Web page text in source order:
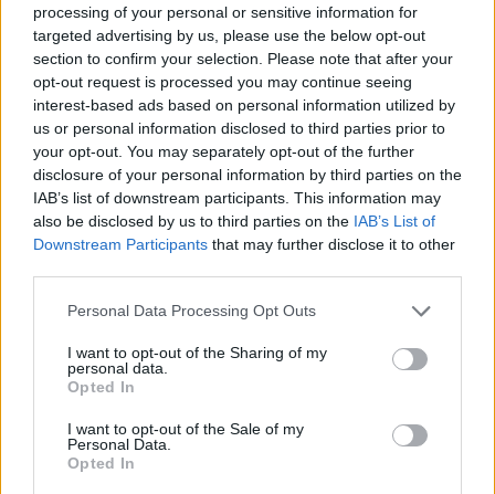
processing of your personal or sensitive information for
targeted advertising by us, please use the below opt-out
section to confirm your selection. Please note that after your
opt-out request is processed you may continue seeing
interest-based ads based on personal information utilized by
us or personal information disclosed to third parties prior to
your opt-out. You may separately opt-out of the further
disclosure of your personal information by third parties on the
IAB’s list of downstream participants. This information may
also be disclosed by us to third parties on the IAB’s List of
Downstream Participants that may further disclose it to other
Please note that this website/app uses one or more Google
not limited to your visit or usage behaviour. You may click to
grant or deny consent to Google and its third-party tags to
use your data for below specified purposes in below Google
consent section.
Personal Data Processing Opt Outs
I want to opt-out of the Sharing of my
personal data.
Opted In
I want to opt-out of the Sale of my
Personal Data.
Opted In
Η απόπειρα ανθρωποκτονίας για την οποία
απολογείται σήμερα η Ρούλα Πισπιρίγκου, αφορά
όσα έγιναν μέσα στο Καραμανδάνειο νοσοκομείο
της Πάτρας τον Απρίλιο του 2021. Σύμφωνα με το
κατηγορητήριο που καλείται να αντικρούσει η
Ρούλα Πισπιρίγκου, όλα όσα οδήγησαν τότε, στο να
αποκτήσει μη αναστρέψιμη βλάβη με τετραπληγία,
το 9χρονο παιδί, ήταν εγκληματικές ενέργειες της
μητέρας του.